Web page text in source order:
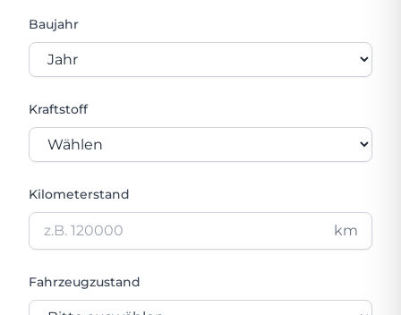
Baujahr
Kraftstoff
Kilometerstand
km
Fahrzeugzustand